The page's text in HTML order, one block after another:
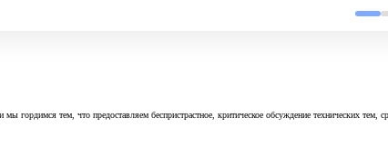
гордимся тем, что предоставляем беспристрастное, критическое обсуждение технических